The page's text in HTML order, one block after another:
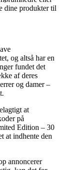
dine produkter til
og altså har en
fundet det
af deres
og damer –
at
på
Edition – 30
at indhente den
annoncerer